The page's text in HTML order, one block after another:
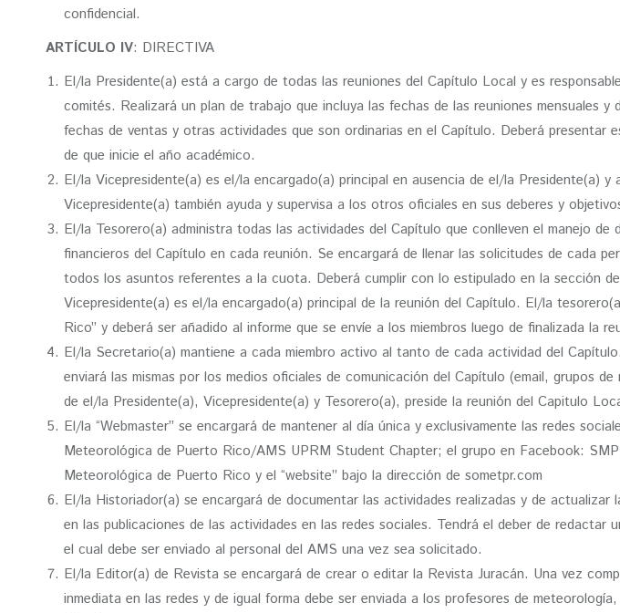
confidencial.
ARTÍCULO IV: DIRECTIVA
El/la Presidente(a) está a cargo de todas las reuniones del Capítulo Local y es
comités. Realizará un plan de trabajo que incluya las fechas de las reuniones mensuales
fechas de ventas y otras actividades que son ordinarias en el Capítulo. Deberá
de que inicie el año académico.
El/la Vicepresidente(a) es el/la encargado(a) principal en ausencia de el/la Presidente(a)
Vicepresidente(a) también ayuda y supervisa a los otros oficiales en sus deberes y
El/la Tesorero(a) administra todas las actividades del Capítulo que conlleven el manejo
financieros del Capítulo en cada reunión. Se encargará de llenar las solicitudes de cada
todos los asuntos referentes a la cuota. Deberá cumplir con lo estipulado en la sección
Vicepresidente(a) es el/la encargado(a) principal de la reunión del Capítulo. El/la
Rico” y deberá ser añadido al informe que se envíe a los miembros luego de finalizada la
El/la Secretario(a) mantiene a cada miembro activo al tanto de cada actividad del
enviará las mismas por los medios oficiales de comunicación del Capítulo (email, grupos
de el/la Presidente(a), Vicepresidente(a) y Tesorero(a), preside la reunión del Capitulo
El/la “Webmaster” se encargará de mantener al día única y exclusivamente las redes
Meteorológica de Puerto Rico/AMS UPRM Student Chapter; el grupo en Facebook:
Meteorológica de Puerto Rico y el “website” bajo la dirección de sometpr.com
El/la Historiador(a) se encargará de documentar las actividades realizadas y de
en las publicaciones de las actividades en las redes sociales. Tendrá el deber de
el cual debe ser enviado al personal del AMS una vez sea solicitado.
El/la Editor(a) de Revista se encargará de crear o editar la Revista Juracán. Una vez
inmediata en las redes y de igual forma debe ser enviada a los profesores de